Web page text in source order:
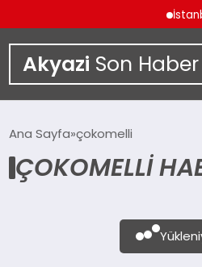
Akyazi Son Haber
SIYASET
Ana Sayfa çokomelli
ÇOKOMELLI